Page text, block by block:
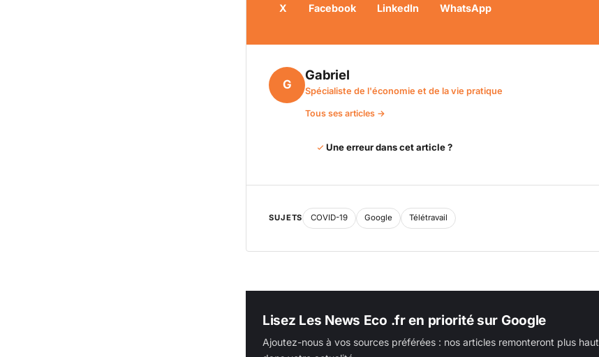
X Facebook LinkedIn WhatsApp
G
Gabriel
Spécialiste de l'économie et de la vie pratique
Tous ses articles →
Une erreur dans cet article ?
SUJETS COVID-19 Google Télétravail
Lisez Les News Eco .fr en priorité sur Google
Ajoutez-nous à vos sources préférées : nos articles remonteront plus haut